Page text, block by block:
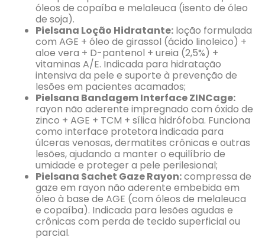
óleos de copaíba e melaleuca (isento de óleo
de soja).
Pielsana Loção Hidratante: loção formulada
com AGE + óleo de girassol (ácido linoleico) +
aloe vera + D-pantenol + ureia (2,5%) +
vitaminas A/E. Indicada para hidratação
intensiva da pele e suporte à prevenção de
lesões em pacientes acamados;
Pielsana Bandagem Interface ZINCage:
rayon não aderente impregnado com óxido de
zinco + AGE + TCM + sílica hidrófoba. Funciona
como interface protetora indicada para
úlceras venosas, dermatites crônicas e outras
lesões, ajudando a manter o equilíbrio de
umidade e proteger a pele perilesional;
Pielsana Sachet Gaze Rayon:compressa de
gaze em rayon não aderente embebida em
óleo à base de AGE (com óleos de melaleuca
e copaíba). Indicada para lesões agudas e
crônicas com perda de tecido superficial ou
parcial.